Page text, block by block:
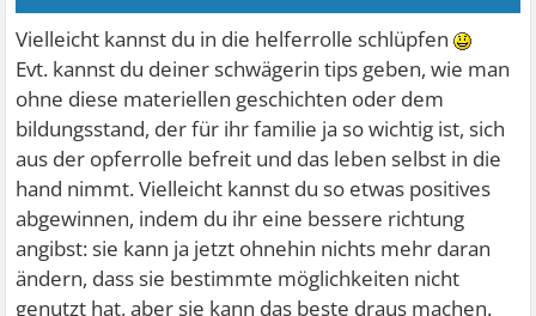
Vielleicht kannst du in die helferrolle schlüpfen
Evt. kannst du deiner schwägerin tips geben, wie man
ohne diese materiellen geschichten oder dem
bildungsstand, der für ihr familie ja so wichtig ist, sich
aus der opferrolle befreit und das leben selbst in die
hand nimmt. Vielleicht kannst du so etwas positives
abgewinnen, indem du ihr eine bessere richtung
angibst: sie kann ja jetzt ohnehin nichts mehr daran
ändern, dass sie bestimmte möglichkeiten nicht
genutzt hat, aber sie kann das beste draus machen.